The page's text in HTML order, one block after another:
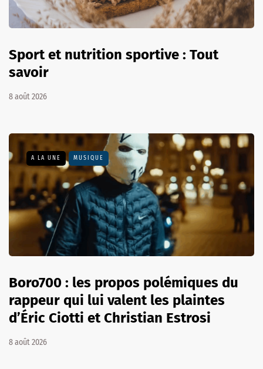
Sport et nutrition sportive : Tout
savoir
8 août 2026
A LA UNE MUSIQUE
Boro700 : les propos polémiques du
rappeur qui lui valent les plaintes
d’Éric Ciotti et Christian Estrosi
8 août 2026